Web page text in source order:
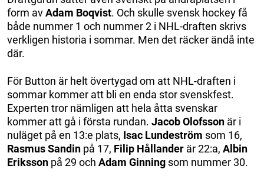
form avAdam Boqvist. Och skulle svensk hockey få
både nummer 1 och nummer 2 i NHL-draften skrivs
verkligen historia i sommar. Men det räcker ändå inte
där.
För Button är helt övertygad om att NHL-draften i
sommar kommer att bli en enda stor svenskfest.
Experten tror nämligen att hela åtta svenskar
kommer att gå i första rundan. Jacob Olofsson är i
nuläget på en 13:e plats, Isac Lundeström som 16,
Rasmus Sandin på 17, Filip Hållander är 22:a, Albin
Eriksson på 29 och Adam Ginning som nummer 30.